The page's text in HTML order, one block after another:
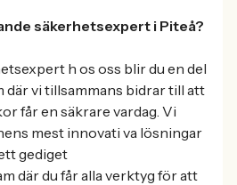
säkerhetsexpert i Piteå?
h os oss blir du en del
där vi tillsammans bidrar till att
får en säkrare vardag. Vi
mest innovati va lösningar
gediget
där du får alla verktyg för att